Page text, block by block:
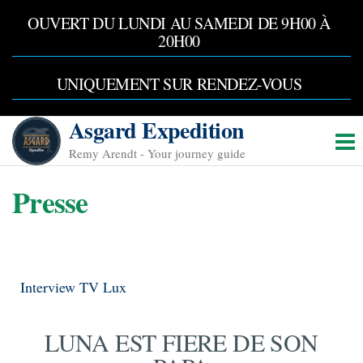
OUVERT DU LUNDI AU SAMEDI DE 9H00 À
20H00
UNIQUEMENT SUR RENDEZ-VOUS
Asgard Expedition
Remy Arendt - Your journey guide
Presse
Interview TV Lux
LUNA EST FIERE DE SON